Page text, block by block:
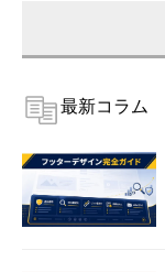
最新コラム